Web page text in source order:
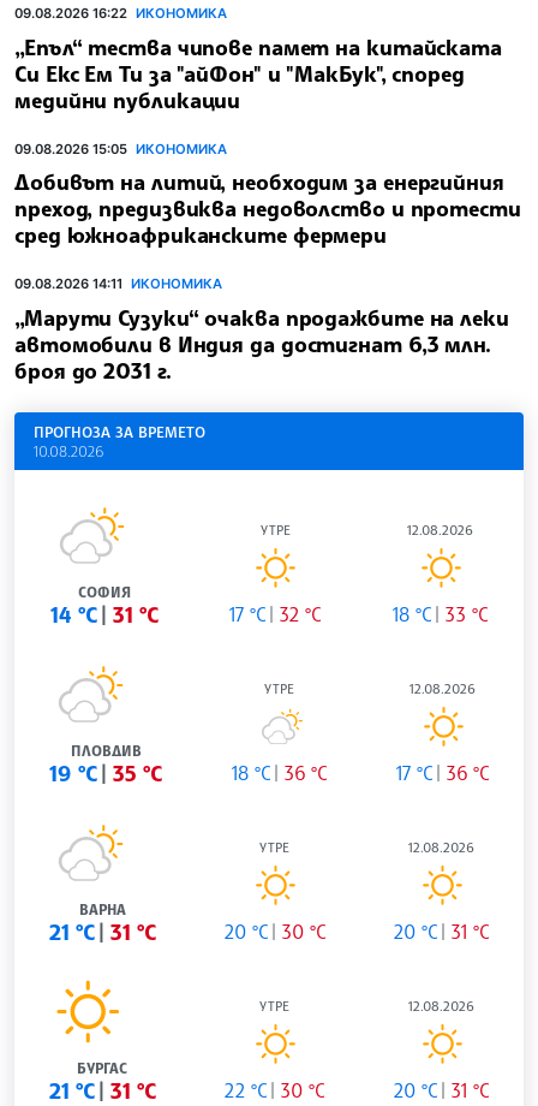
09.08.2026 16:22 ИКОНОМИКА
„Епъл“ тества чипове памет на китайската
Си Екс Ем Ти за "айФон" и "МакБук", според
медийни публикации
09.08.2026 15:05 ИКОНОМИКА
Добивът на литий, необходим за енергийния
преход, предизвиква недоволство и протести
сред южноафриканските фермери
09.08.2026 14:11 ИКОНОМИКА
„Марути Сузуки“ очаква продажбите на леки
автомобили в Индия да достигнат 6,3 млн.
броя до 2031 г.
ПРОГНОЗА ЗА ВРЕМЕТО
10.08.2026
СОФИЯ
14 °C 31 °C
УТРЕ
17 °C 32 °C
12.08.2026
18 °C 33 °C
ПЛОВДИВ
19 °C 35 °C
УТРЕ
18 °C 36 °C
12.08.2026
17 °C 36 °C
ВАРНА
21 °C 31 °C
УТРЕ
20 °C 30 °C
12.08.2026
20 °C 31 °C
БУРГАС
21 °C 31 °C
УТРЕ
22 °C 30 °C
12.08.2026
20 °C 31 °C